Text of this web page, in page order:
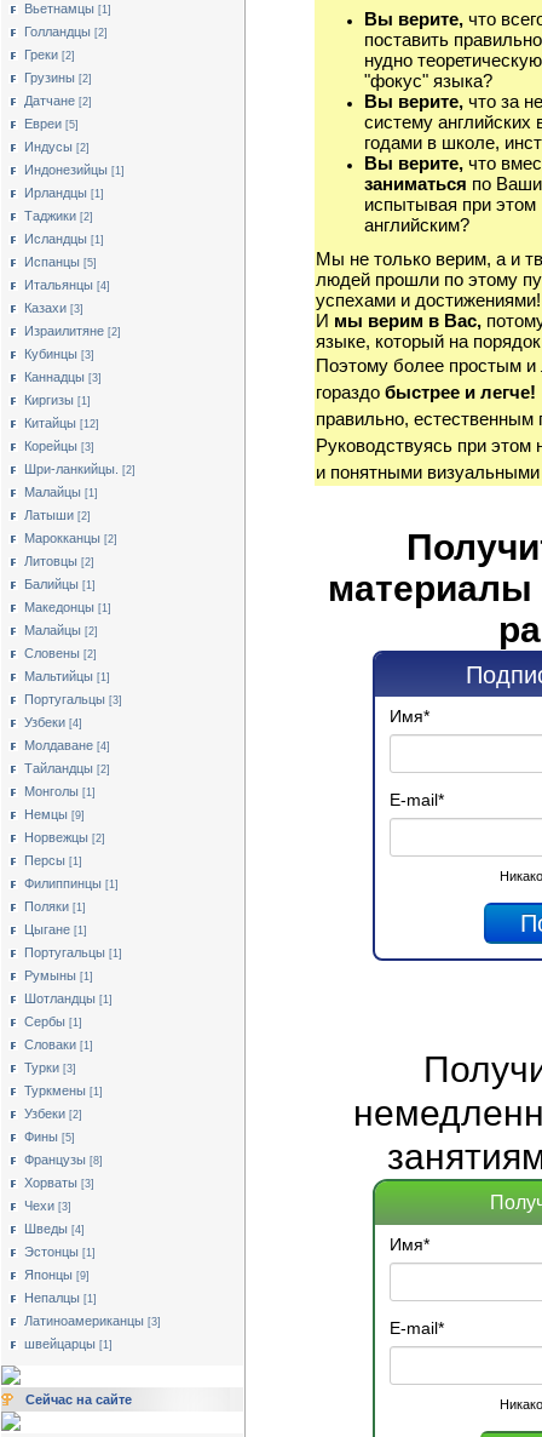
Вьетнамцы [1]
Голландцы [2]
Греки [2]
Грузины [2]
Датчане [2]
Евреи [5]
Индусы [2]
Индонезийцы [1]
Ирландцы [1]
Таджики [2]
Исландцы [1]
Испанцы [5]
Итальянцы [4]
Казахи [3]
Израилитяне [2]
Кубинцы [3]
Каннадцы [3]
Киргизы [1]
Китайцы [12]
Корейцы [3]
Шри-ланкийцы. [2]
Малайцы [1]
Латыши [2]
Марокканцы [2]
Литовцы [2]
Балийцы [1]
Македонцы [1]
Малайцы [2]
Словены [2]
Мальтийцы [1]
Португальцы [3]
Узбеки [4]
Молдаване [4]
Тайландцы [2]
Монголы [1]
Немцы [9]
Норвежцы [2]
Персы [1]
Филиппинцы [1]
Поляки [1]
Цыгане [1]
Португальцы [1]
Румыны [1]
Шотландцы [1]
Сербы [1]
Словаки [1]
Турки [3]
Туркмены [1]
Узбеки [2]
Фины [5]
Французы [8]
Хорваты [3]
Чехи [3]
Шведы [4]
Эстонцы [1]
Японцы [9]
Непалцы [1]
Латиноамериканцы [3]
швейцарцы [1]
Сейчас на сайте
Вы верите, что
поставить
нудно
"фокус" языка?
Вы верите, что за
систему
годами в школе,
Вы верите, что
заниматься по
испытывая при этом
английским?
Мы не только верим, а и
людей прошли по этому
успехами и достижениями!
И мы верим в Вас,
языке, который на
Поэтому более простым
гораздо быстрее и легче!
правильно, естественным
Руководствуясь при
и понятными
материалы
Имя*
E-mail*
Имя*
E-mail*